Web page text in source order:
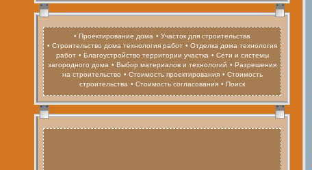
• Проектирование дома • Участок для строительства
• Строительство дома технология работ • Отделка дома технология
работ • Благоустройство территории участка • Сети и системы
загородного дома • Выбор материалов и технологий • Разрешения
на строительство • Стоимость проектирования • Стоимость
строительства • Стоимость согласования • Поиск